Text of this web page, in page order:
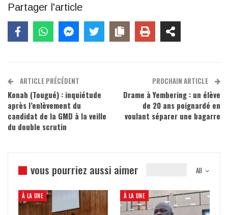
Partager l'article
ARTICLE PRÉCÉDENT
Konah (Tougué) : inquiétude
après l’enlèvement du
candidat de la GMD à la veille
du double scrutin
PROCHAIN ARTICLE
Drame à Yembering : un élève
de 20 ans poignardé en
voulant séparer une bagarre
All
vous pourriez aussi aimer
À LA UNE À LA UNE